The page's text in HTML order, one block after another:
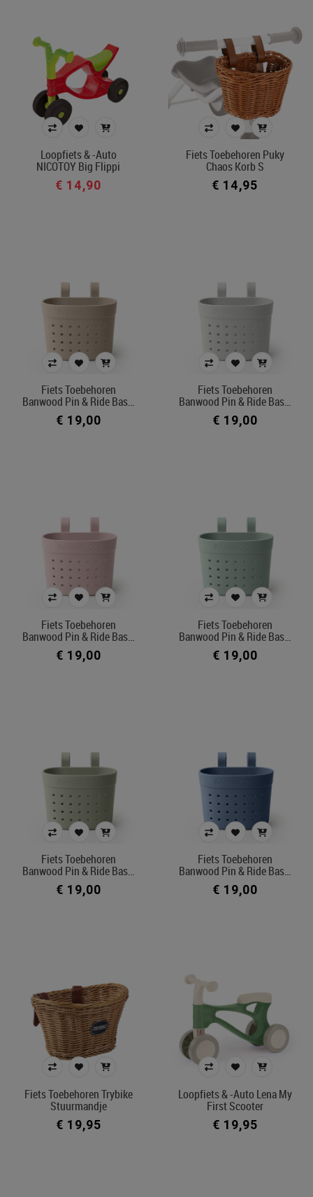
Loopfiets & -auto
NICOTOY Big Flippi
€ 14,90
Fiets Toebehoren Puky
Chaos Korb S
€ 14,95
Fiets Toebehoren
Banwood Pin & Ride Bas…
€ 19,00
Fiets Toebehoren
Banwood Pin & Ride Bas…
€ 19,00
Fiets Toebehoren
Banwood Pin & Ride Bas…
€ 19,00
Fiets Toebehoren
Banwood Pin & Ride Bas…
€ 19,00
Fiets Toebehoren
Banwood Pin & Ride Bas…
€ 19,00
Fiets Toebehoren
Banwood Pin & Ride Bas…
€ 19,00
Fiets Toebehoren Trybike
Stuurmandje
€ 19,95
Loopfiets & -auto Lena My
First Scooter
€ 19,95